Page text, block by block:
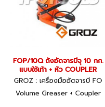
FOP/10Q ถังอัดจารบีจุ 10 กก.
แบบใช้เท้า + หัว COUPLER
GROZ : เครื่องมืออัดจารบี FO
Volume Greaser + Coupler